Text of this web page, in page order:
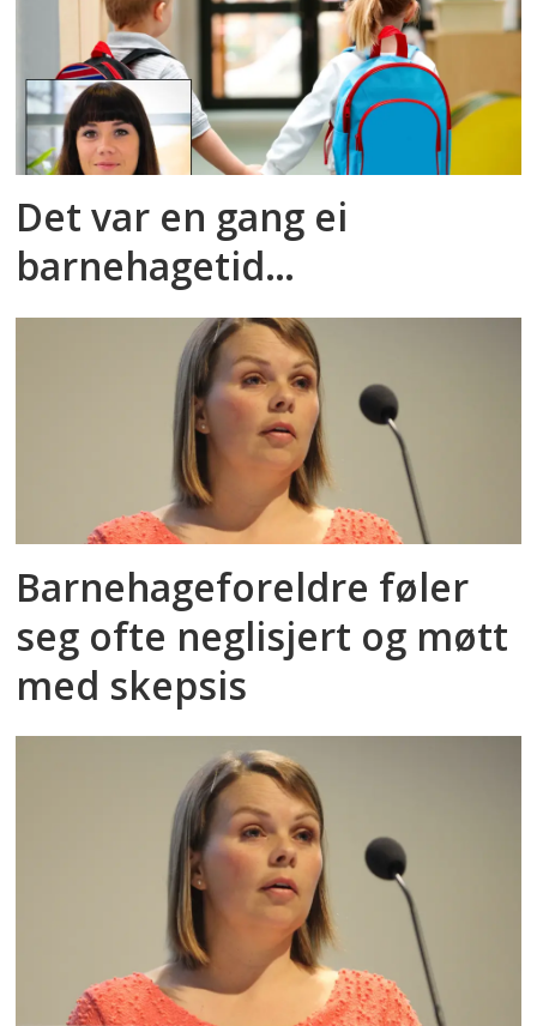
Det var en gang ei
barnehagetid…
Barnehageforeldre føler
seg ofte neglisjert og møtt
med skepsis